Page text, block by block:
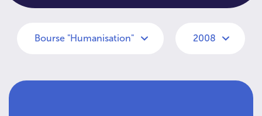
Bourse "Humanisation" 2008